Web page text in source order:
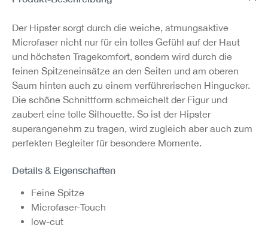
Der Hipster sorgt durch die weiche, atmungsaktive
Microfaser nicht nur für ein tolles Gefühl auf der Haut
und höchsten Tragekomfort, sondern wird durch die
feinen Spitzeneinsätze an den Seiten und am oberen
Saum hinten auch zu einem verführerischen Hingucker.
Die schöne Schnittform schmeichelt der Figur und
zaubert eine tolle Silhouette. So ist der Hipster
superangenehm zu tragen, wird zugleich aber auch zum
perfekten Begleiter für besondere Momente.
Details & Eigenschaften
Feine Spitze
Microfaser-Touch
low-cut